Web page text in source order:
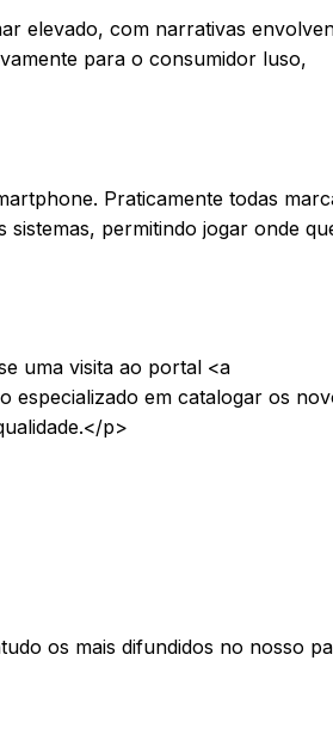
elevado, com narrativas
para o consumidor luso,
Praticamente todas
sistemas, permitindo jogar onde
uma visita ao portal <a
em catalogar os
p>
os mais difundidos no nosso